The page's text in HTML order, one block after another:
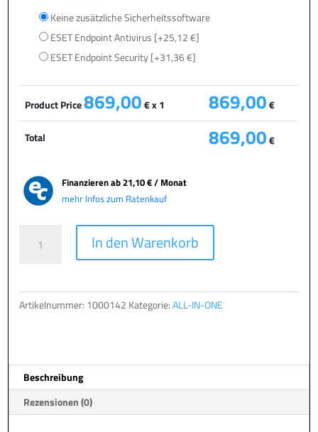
Keine zusätzliche Sicherheitssoftware
ESET Endpoint Antivirus [+25,12 €]
ESET Endpoint Security[+31,36 €]
Product Price869,00€ x 1 869,00€
Total 869,00€
Finanzieren ab21,10 € / Monat
mehr Infos zum Ratenkauf
In den Warenkorb
r
i
:
Artikelnummer: 1000142 Kategorie:ALL-IN-ONE
Beschreibung
Rezensionen (0)